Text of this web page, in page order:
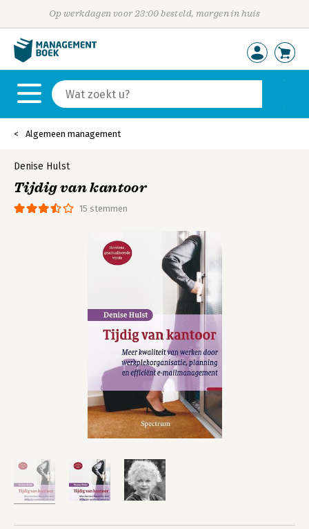
Op werkdagen voor 23:00 besteld, morgen in huis
Algemeen management
15 stemmen
Denise Hulst
Tijdig van kantoor